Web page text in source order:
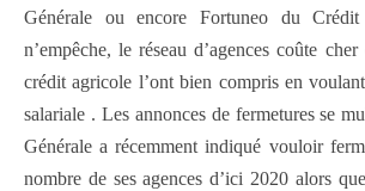
Générale ou encore Fortuneo du
n’empêche, le réseau d’agences coûte
crédit agricole l’ont bien compris en
salariale . Les annonces de fermetures se
Générale a récemment indiqué vouloir
nombre de ses agences d’ici 2020 alors